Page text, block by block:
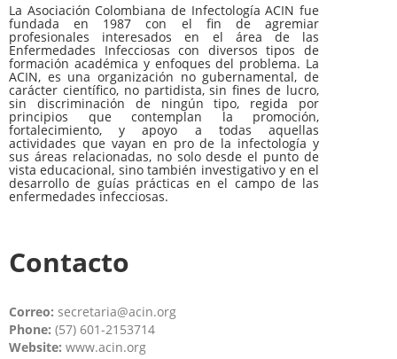
La Asociación Colombiana de Infectología ACIN fue
fundada en 1987 con el fin de agremiar
profesionales interesados en el área de las
Enfermedades Infecciosas con diversos tipos de
formación académica y enfoques del problema. La
ACIN, es una organización no gubernamental, de
carácter científico, no partidista, sin fines de lucro,
sin discriminación de ningún tipo, regida por
principios que contemplan la promoción,
fortalecimiento, y apoyo a todas aquellas
actividades que vayan en pro de la infectología y
sus áreas relacionadas, no solo desde el punto de
vista educacional, sino también investigativo y en el
desarrollo de guías prácticas en el campo de las
enfermedades infecciosas.
Contacto
Correo: secretaria@acin.org
Phone: (57) 601-2153714
Website: www.acin.org